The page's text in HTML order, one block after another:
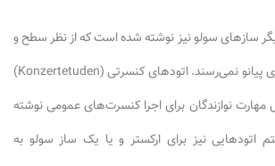
سازهای سولو نیز نوشته شده است که از نظر سطح و
گستردگی به پای اتودهای پیانو نمی‌رسند. اتودهای کنسرتی (Konzertetuden)
مهارت نوازندگان برای اجرا کنسرت‌های عمومی نوشته
اتودهایی نیز برای ارکستر و یا یک ساز سولو به